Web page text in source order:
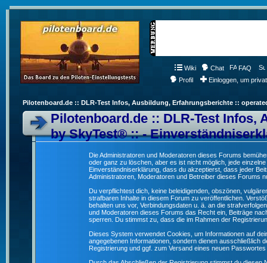
Wiki Chat FAQ
Profil
Einloggen, um
Pilotenboard.de :: DLR-Test Infos, Ausbildung, Erfahrungsberichte ::
Pilotenboard.de :: DLR-Test
by SkyTest® :: -
Die Administratoren und Moderatoren dieses Forums
oder ganz zu löschen, aber es ist nicht möglich, jede
Einverständniserklärung, dass du akzeptierst, dass jeder
Administratoren, Moderatoren und Betreiber dieses Forums
Du verpflichtest dich, keine beleidigenden, obszönen,
strafbaren Inhalte in diesem Forum zu veröffentlichen.
behalten uns vor, Verbindungsdaten u. ä. an die
und Moderatoren dieses Forums das Recht ein, Beiträge
sperren. Du stimmst zu, dass die im Rahmen der
Dieses System verwendet Cookies, um Informationen auf
angegebenen Informationen, sondern dienen ausschließlich
Registrierung und ggf. zum Versand eines neuen